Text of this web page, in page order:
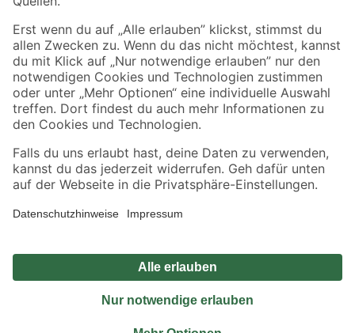
Sicher einkaufen
Jetzt die toom-App herunterladen
Alle Preisangaben in EUR inkl. gesetzl. MwSt.. Die dargestellten Angebote sind unter
Umständen nicht in allen Märkten verfügbar. Die angegebenen Verfügbarkeiten beziehen
Produkte nur solange der Vorrat reicht.
*Paketversand ab 59 € versandkostenfrei, gilt nicht für Artikel mit Speditionsversand, hier
Privatsphäre Impressum
Nutzungsbedingungen
Widerrufsrecht
Vertrag widerrufen